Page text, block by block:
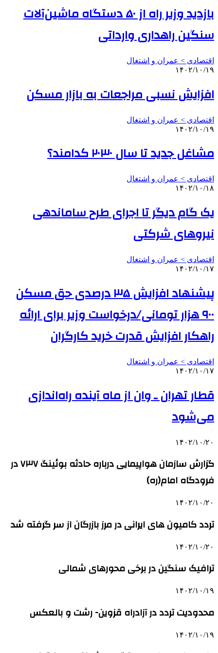
بازدید وزیر راه از ۵۰ دستگاه ماشین‌آلات
سنگین راهداری وارداتی
اقتصادی > عمران و اشتغال
۱۴۰۲/۱۰/۱۹
افزایش نسبی مراجعات به بازار مسکن
اقتصادی > عمران و اشتغال
۱۴۰۲/۱۰/۱۹
مشاغل جدید تا سال ۲۰۳۰ کدامند؟
اقتصادی > عمران و اشتغال
۱۴۰۲/۱۰/۱۸
یک گام دیگر تا اجرای طرح ساماندهی
نیروهای شرکتی
اقتصادی > عمران و اشتغال
۱۴۰۲/۱۰/۱۷
پیشنهاد افزایش ۳۵ درصدی حق مسکن
۹۰۰ هزار تومانی/درخواست وزیر برای ارائه
راهکار افزایش قدرت خرید کارگران
اقتصادی > عمران و اشتغال
۱۴۰۲/۱۰/۱۷
قطار تهران ـ وان از ماه آینده راه‌اندازی
می‌شود
۱۴۰۲/۱۰/۲۰
گزارش سازمان هواپیمایی درباره حادثه بوئینگ ۷۳۷ در
فرودگاه امام(ره)
۱۴۰۲/۱۰/۲۰
تردد کامیون های ایرانی در مرز بازرگان از سر گرفته شد
۱۴۰۲/۱۰/۲۰
ترافیک سنگین در برخی محورهای شمالی
۱۴۰۲/۱۰/۱۹
محدودیت تردد در آزادراه قزوین- رشت و بالعکس
۱۴۰۲/۱۰/۱۹